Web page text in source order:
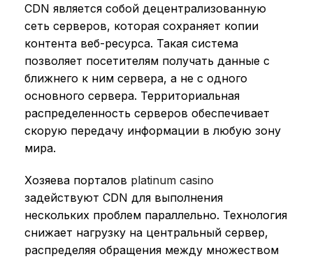
CDN является собой децентрализованную
сеть серверов, которая сохраняет копии
контента веб-ресурса. Такая система
позволяет посетителям получать данные с
ближнего к ним сервера, а не с одного
основного сервера. Территориальная
распределенность серверов обеспечивает
скорую передачу информации в любую зону
мира.
Хозяева порталов platinum casino
задействуют CDN для выполнения
нескольких проблем параллельно. Технология
снижает нагрузку на центральный сервер,
распределяя обращения между множеством